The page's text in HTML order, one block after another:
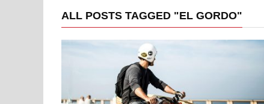
ALL POSTS TAGGED "EL GORDO"